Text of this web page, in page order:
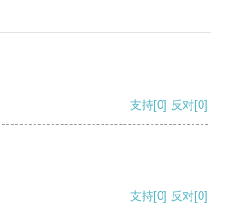
支持[0] 反对[0]
支持[0] 反对[0]